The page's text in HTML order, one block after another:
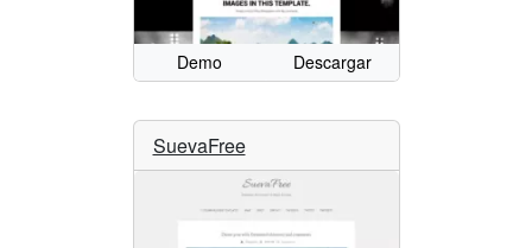
Demo Descargar
SuevaFree